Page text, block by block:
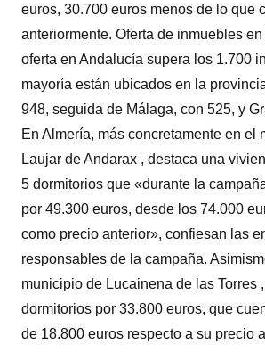
euros, 30.700 euros menos de lo que
anteriormente. Oferta de inmuebles
oferta en Andalucía supera los 1.700
mayoría están ubicados en la
948, seguida de Málaga, con 525, y
En Almería, más concretamente en el
Laujar de Andarax , destaca una
5 dormitorios que «durante la
por 49.300 euros, desde los 74.000
como precio anterior», confiesan las
responsables de la campaña.
municipio de Lucainena de las Torres
dormitorios por 33.800 euros, que
de 18.800 euros respecto a su precio